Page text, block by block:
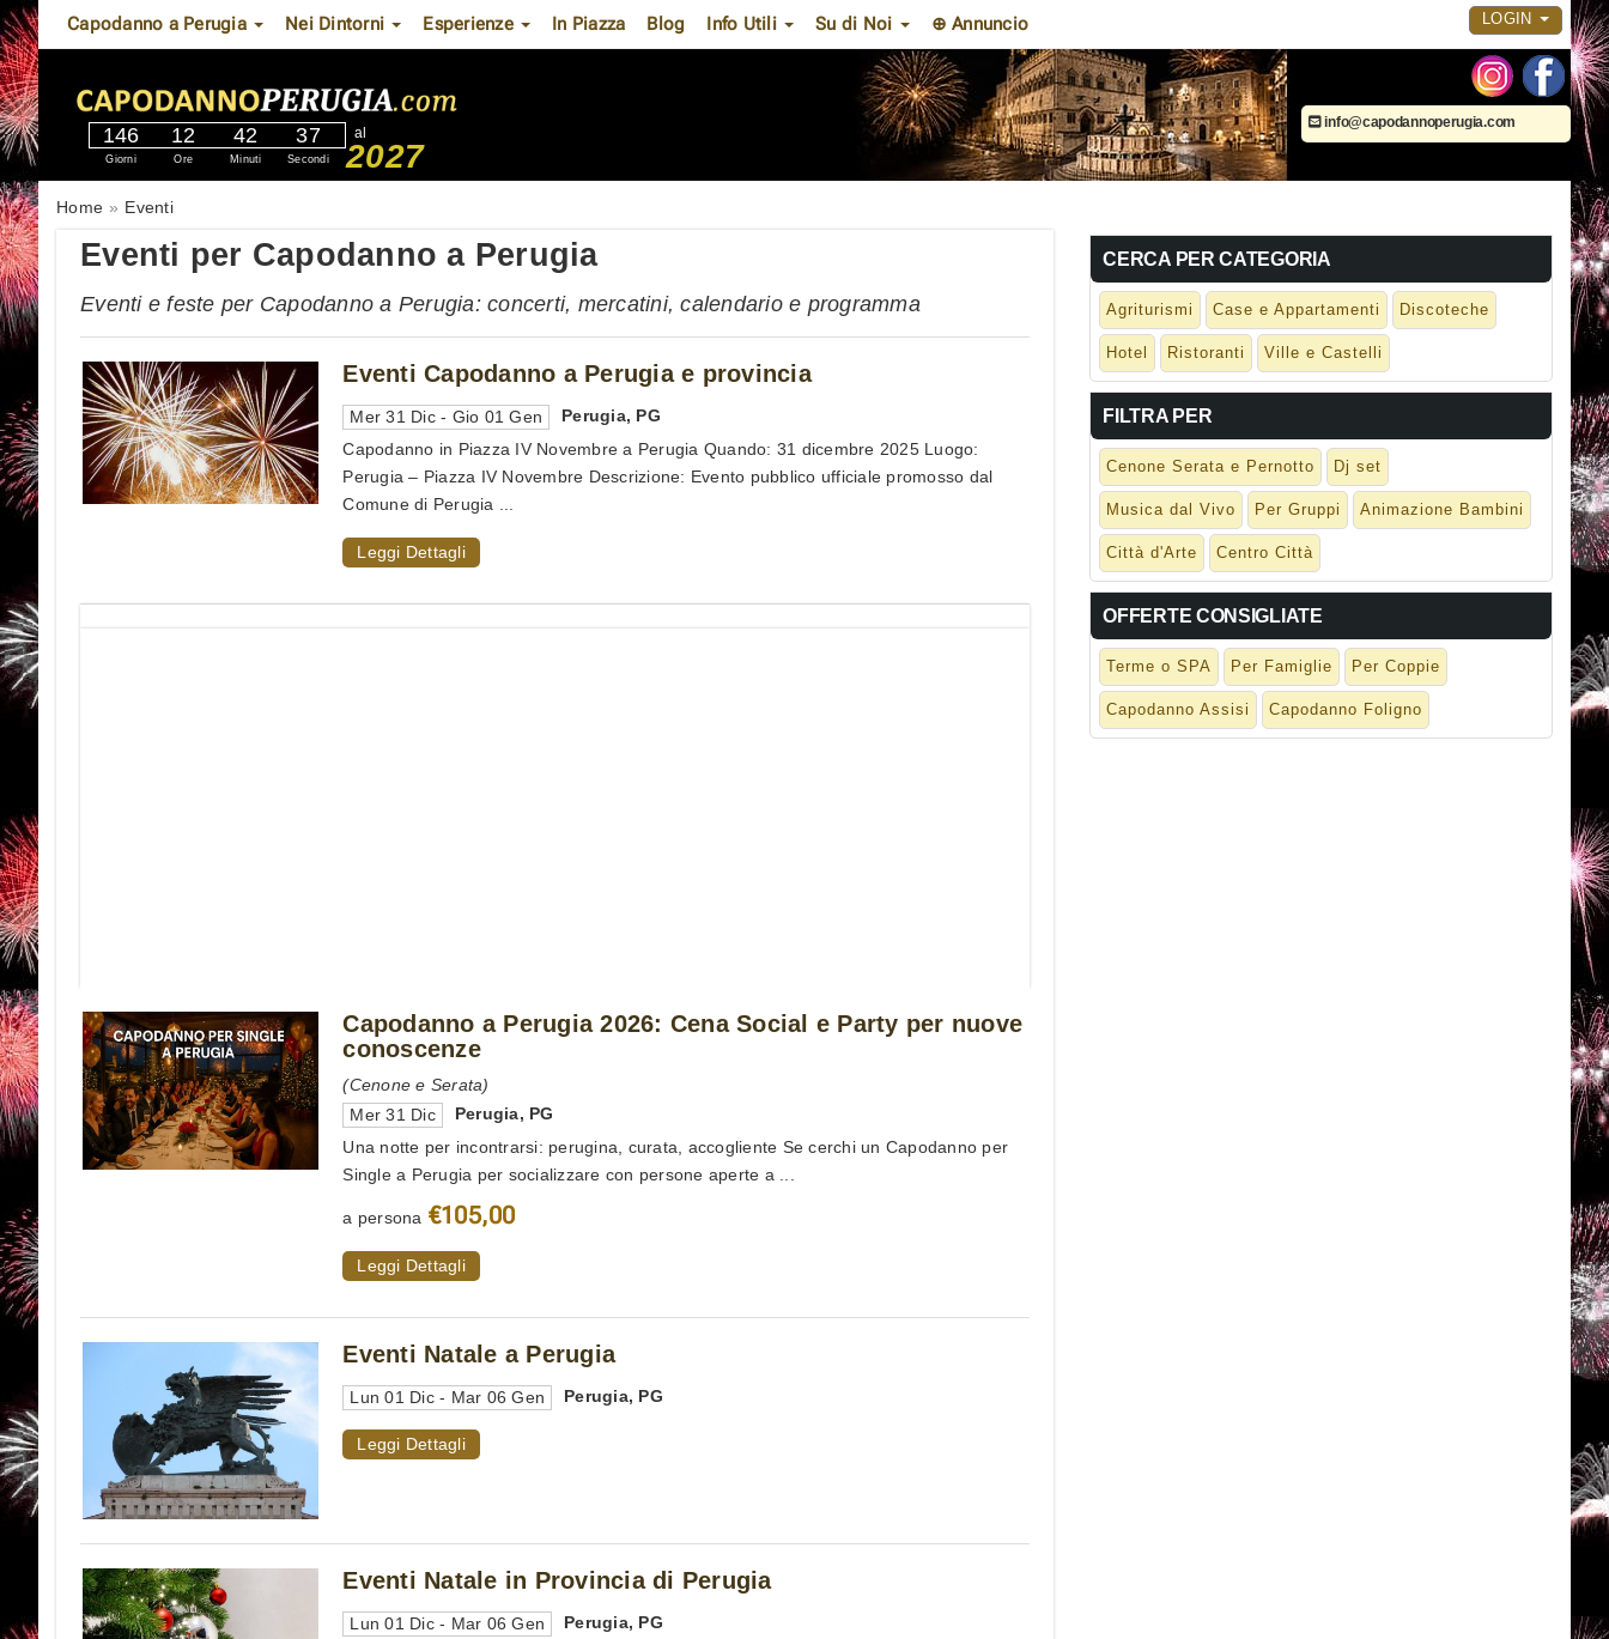
Capodanno a Perugia Nei Dintorni Esperienze In Piazza Blog Info Utili Su di Noi ⊕ Annuncio LOGIN
146
Giorni
12
Ore
42
Minuti
36
Secondi
al
2027
info@capodannoperugia.com
Home Eventi
Eventi per Capodanno a Perugia
Eventi e feste per Capodanno a Perugia: concerti, mercatini, calendario e programma
Eventi Capodanno a Perugia e provincia
Mer 31 Dic - Gio 01 Gen Perugia, PG
Capodanno in Piazza IV Novembre a Perugia Quando: 31 dicembre 2025 Luogo:
Perugia – Piazza IV Novembre Descrizione: Evento pubblico ufficiale promosso dal
Comune di Perugia ...
Leggi Dettagli
Capodanno a Perugia 2026: Cena Social e Party per nuove
conoscenze
(Cenone e Serata)
Mer 31 Dic
Perugia, PG
Una notte per incontrarsi: perugina, curata, accogliente Se cerchi un Capodanno per
Single a Perugia per socializzare con persone aperte a ...
a persona €105,00
Leggi Dettagli
Eventi Natale a Perugia
Lun 01 Dic - Mar 06 Gen Perugia, PG
Leggi Dettagli
Eventi Natale in Provincia di Perugia
Lun 01 Dic - Mar 06 Gen Perugia, PG
CERCA PER CATEGORIA
Agriturismi Case e Appartamenti Discoteche
Hotel Ristoranti Ville e Castelli
FILTRA PER
Cenone Serata e Pernotto Dj set
Musica dal Vivo Per Gruppi Animazione Bambini
Città d'Arte Centro Città
OFFERTE CONSIGLIATE
Terme o SPA Per Famiglie Per Coppie
Capodanno Assisi Capodanno Foligno